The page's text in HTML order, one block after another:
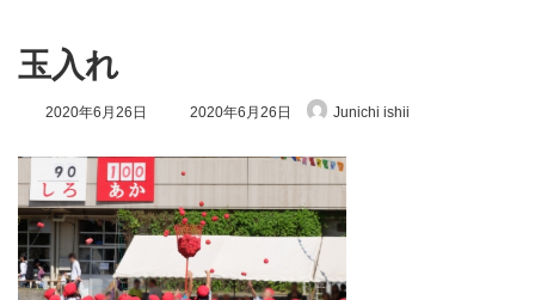
玉入れ
2020年6月26日
最
日
時
:
2020年6月26日 Junichi ishii